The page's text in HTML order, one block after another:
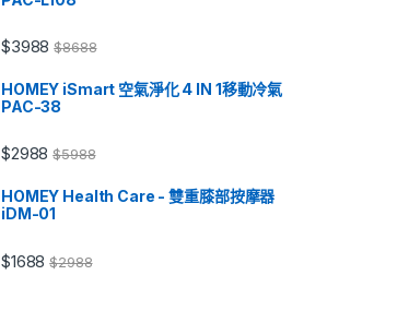
$3988 $8688
HOMEY iSmart 空氣淨化 4 IN 1移動冷氣
PAC-38
$2988 $5988
HOMEY Health Care - 雙重膝部按摩器
iDM-01
$1688 $2988